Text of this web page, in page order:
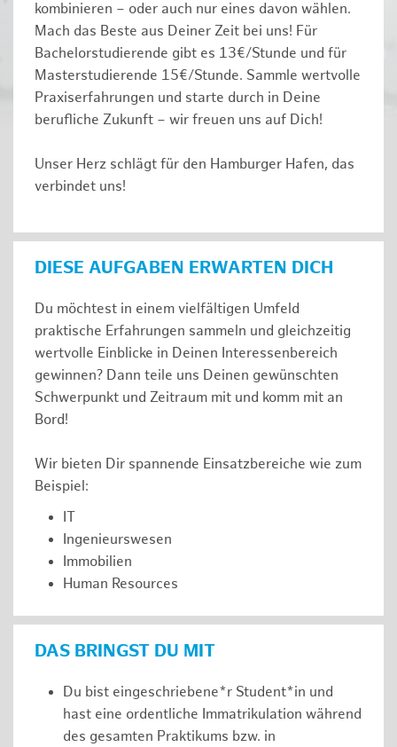
kombinieren – oder auch nur eines davon wählen.
Mach das Beste aus Deiner Zeit bei uns! Für
Bachelorstudierende gibt es 13€/Stunde und für
Masterstudierende 15€/Stunde. Sammle wertvolle
Praxiserfahrungen und starte durch in Deine
berufliche Zukunft – wir freuen uns auf Dich!
Unser Herz schlägt für den Hamburger Hafen, das
verbindet uns!
DIESE AUFGABEN ERWARTEN DICH
Du möchtest in einem vielfältigen Umfeld
praktische Erfahrungen sammeln und gleichzeitig
wertvolle Einblicke in Deinen Interessenbereich
gewinnen? Dann teile uns Deinen gewünschten
Schwerpunkt und Zeitraum mit und komm mit an
Bord!
Wir bieten Dir spannende Einsatzbereiche wie zum
Beispiel:
IT
Ingenieurswesen
Immobilien
Human Resources
DAS BRINGST DU MIT
Du bist eingeschriebene*r Student*in und
hast eine ordentliche Immatrikulation während
des gesamten Praktikums bzw. in